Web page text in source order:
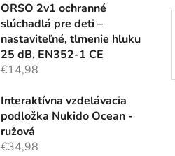
ORSO 2v1 ochranné
slúchadlá pre deti –
nastaviteľné, tlmenie hluku
25 dB, EN352-1 CE
€14,98
Interaktívna vzdelávacia
podložka Nukido Ocean -
ružová
€34,98